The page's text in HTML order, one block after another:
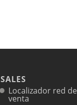
SALES
Localizador red de
venta